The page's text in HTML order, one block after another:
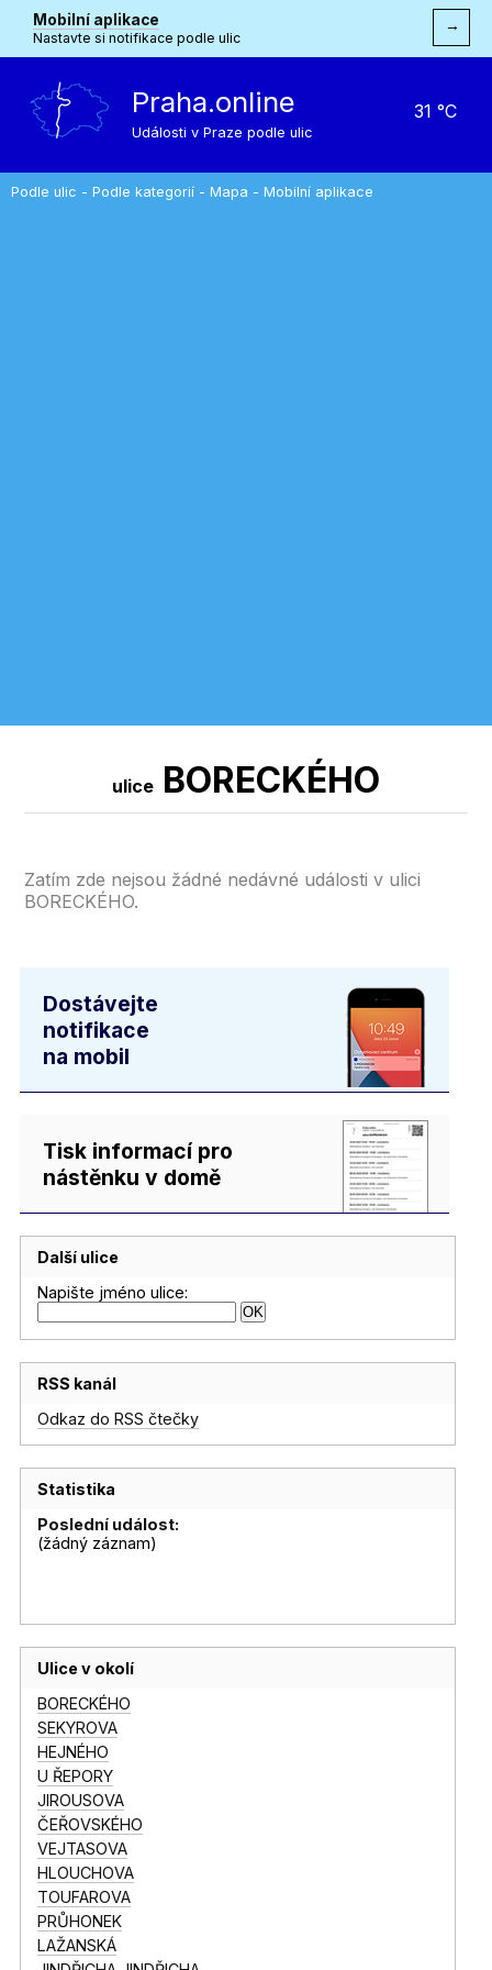
Mobilní aplikace
Nastavte si notifikace podle ulic
→
Praha.online
Události v Praze podle ulic
31 °C
Podle ulic - Podle kategorií - Mapa - Mobilní aplikace
ulice BORECKÉHO
Zatím zde nejsou žádné nedávné události v ulici
BORECKÉHO.
Dostávejte
notifikace
na mobil
Tisk informací pro
nástěnku v domě
Další ulice
Napište jméno ulice:
RSS kanál
Odkaz do RSS čtečky
Statistika
Poslední událost:
(žádný záznam)
Ulice v okolí
BORECKÉHO
SEKYROVA
HEJNÉHO
U ŘEPORY
JIROUSOVA
ČEŘOVSKÉHO
VEJTASOVA
HLOUCHOVA
TOUFAROVA
PRŮHONEK
LAŽANSKÁ